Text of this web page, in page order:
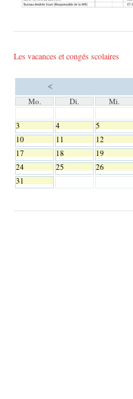
Les vacances et congés scolaires
<
Mo. Di. Mi.
3
4 5
10
11 12
17
18 19
24
25 26
31